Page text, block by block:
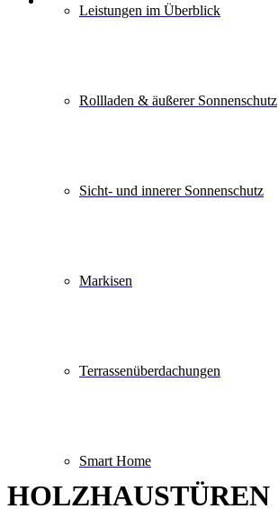
Leistungen im Überblick
Rollladen & äußerer Sonnenschutz
Sicht- und innerer Sonnenschutz
Markisen
Terrassen­überdachungen
Smart Home
HOLZHAUSTÜREN